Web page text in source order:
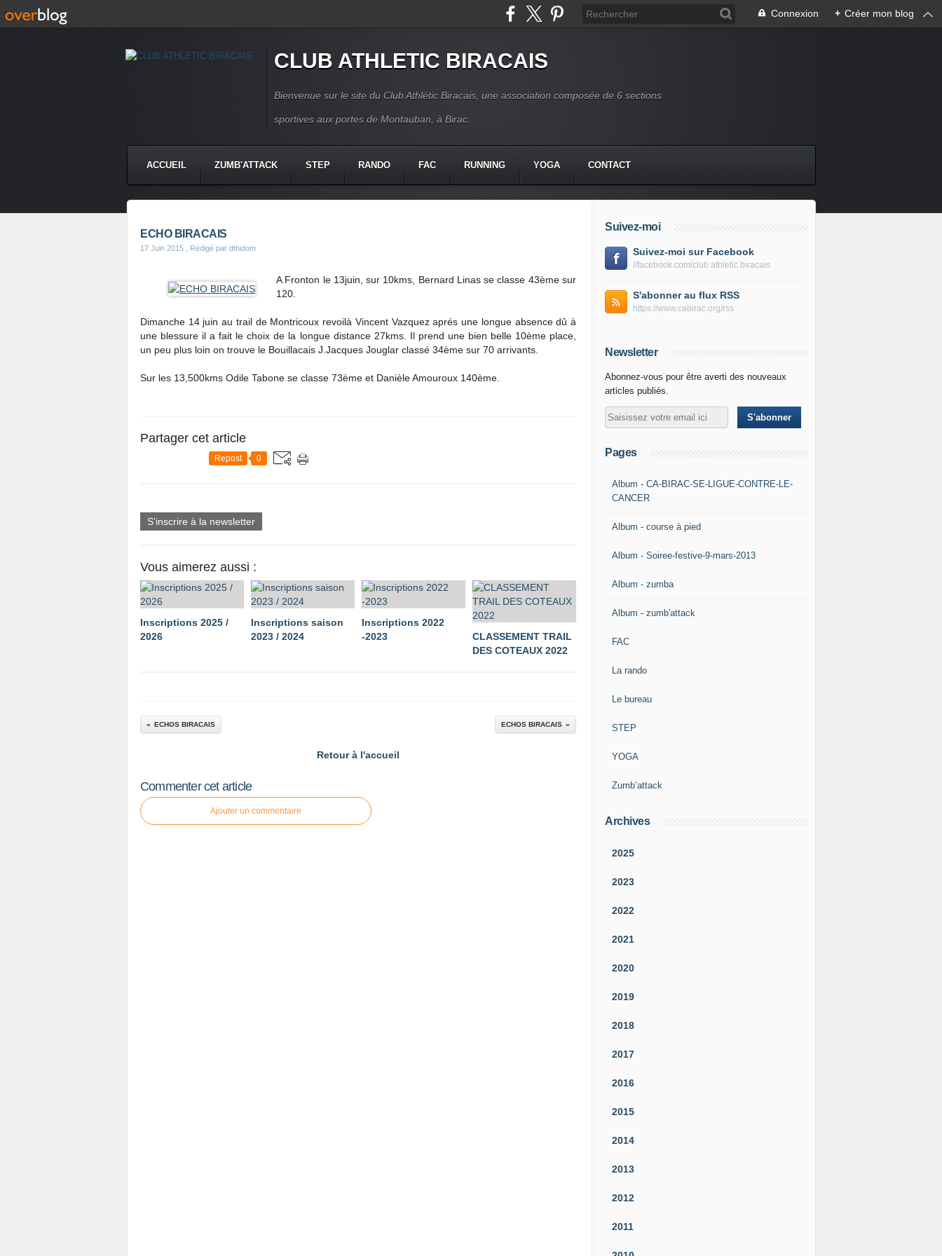
Connexion + Créer mon blog
CLUB ATHLETIC BIRACAIS
Bienvenue sur le site du Club Athlétic Biracais, une association composée de 6 sections
sportives aux portes de Montauban, à Birac.
ACCUEIL ZUMB'ATTACK STEP RANDO FAC RUNNING YOGA CONTACT
ECHO BIRACAIS
17 Juin 2015 , Rédigé par dthidom
A Fronton le 13juin, sur 10kms, Bernard Linas se classe 43ème sur
120.
Dimanche 14 juin au trail de Montricoux revoilà Vincent Vazquez aprés une longue absence dû à
une blessure il a fait le choix de la longue distance 27kms. Il prend une bien belle 10ème place,
un peu plus loin on trouve le Bouillacais J.Jacques Jouglar classé 34ème sur 70 arrivants.
Sur les 13,500kms Odile Tabone se classe 73ème et Danièle Amouroux 140ème.
Partager cet article
Repost 0
S'inscrire à la newsletter
Vous aimerez aussi :
Inscriptions 2025 /
2026
Inscriptions saison
2023 / 2024
Inscriptions 2022
-2023
CLASSEMENT TRAIL
DES COTEAUX 2022
ECHOS BIRACAIS ECHOS BIRACAIS
Retour à l'accueil
Commenter cet article
Ajouter un commentaire
Suivez-moi
Suivez-moi sur Facebook
//facebook.com/club athletic biracais
S'abonner au flux RSS
https://www.cabirac.org/rss
Newsletter
Abonnez-vous pour être averti des nouveaux
articles publiés.
Pages
Album - CA-BIRAC-SE-LIGUE-CONTRE-LE-
CANCER
Album - course à pied
Album - Soiree-festive-9-mars-2013
Album - zumba
Album - zumb'attack
FAC
La rando
Le bureau
STEP
YOGA
Zumb’attack
Archives
2025
2023
2022
2021
2020
2019
2018
2017
2016
2015
2014
2013
2012
2011